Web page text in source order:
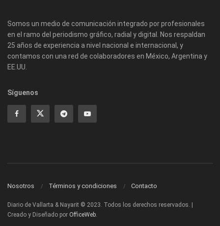
Somos un medio de comunicación integrado por profesionales
en el ramo del periodismo gráfico, radial y digital. Nos respaldan
25 años de experiencia a nivel nacional e internacional, y
contamos con una red de colaboradores en México, Argentina y
EE.UU.
Síguenos
Nosotros Términos y condiciones Contacto
Diario de Vallarta & Nayarit © 2023. Todos los derechos reservados. |
Creado y Diseñado por OfficeWeb.